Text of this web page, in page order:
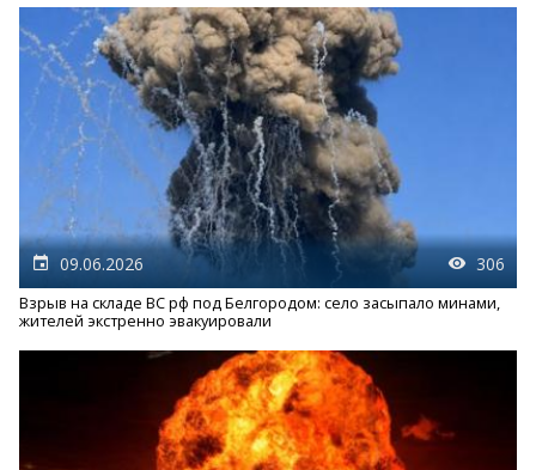
09.06.2026 306
Взрыв на складе ВС рф под Белгородом: село засыпало минами,
жителей экстренно эвакуировали